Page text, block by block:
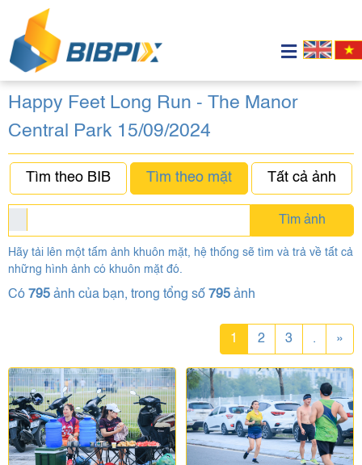
Happy Feet Long Run - The Manor
Central Park 15/09/2024
Tìm theo BIB Tìm theo mặt Tất cả ảnh
Tìm ảnh
Hãy tải lên một tấm ảnh khuôn mặt, hệ thống sẽ tìm và trả về tất cả
những hình ảnh có khuôn mặt đó.
Có 795 ảnh của bạn, trong tổng số 795 ảnh
1 2 3 . »